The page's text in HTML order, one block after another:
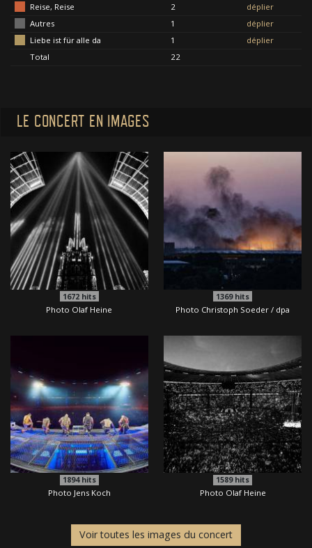
Reise, Reise 2
déplier
Autres
1
déplier
Liebe ist für alle da
1
déplier
Total
22
LE CONCERT EN IMAGES
1672hits
Photo Olaf Heine
1369hits
Photo Christoph Soeder / dpa
1894hits
Photo Jens Koch
1589hits
Photo Olaf Heine
Voir toutes les images du concert